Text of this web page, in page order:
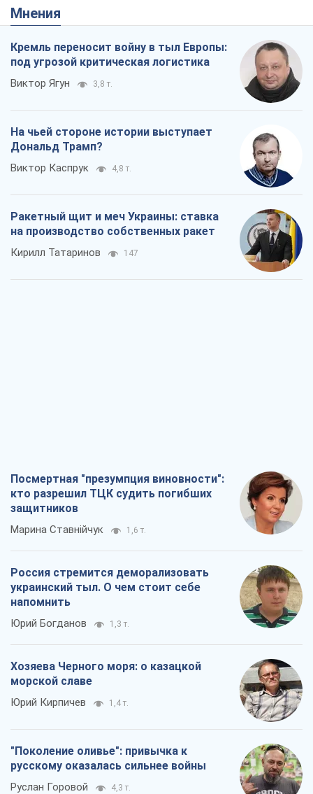
Мнения
Кремль переносит войну в тыл Европы:
под угрозой критическая логистика
Виктор Ягун 3,8 т.
На чьей стороне истории выступает
Дональд Трамп?
Виктор Каспрук 4,8 т.
Ракетный щит и меч Украины: ставка
на производство собственных ракет
Кирилл Татаринов 147
Посмертная "презумпция виновности":
кто разрешил ТЦК судить погибших
защитников
Марина Ставнійчук 1,6 т.
Россия стремится деморализовать
украинский тыл. О чем стоит себе
напомнить
Юрий Богданов 1,3 т.
Хозяева Черного моря: о казацкой
морской славе
Юрий Кирпичев 1,4 т.
"Поколение оливье": привычка к
русскому оказалась сильнее войны
Руслан Горовой 4,3 т.